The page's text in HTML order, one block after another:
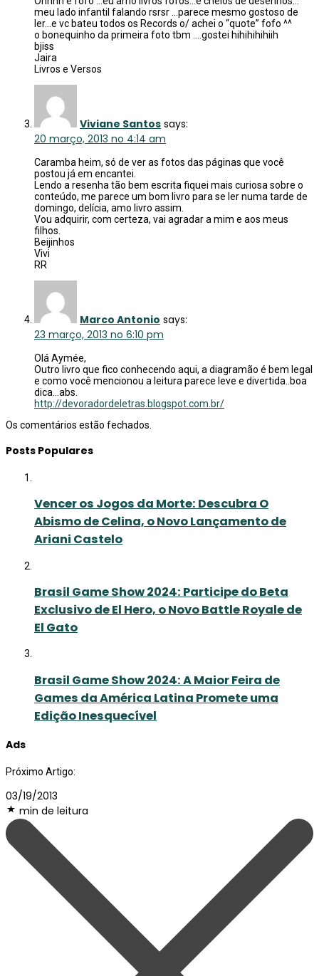
meu lado infantil falando rsrsr …parece mesmo gostoso de
ler…e vc bateu todos os Records o/ achei o “quote” fofo ^^
o bonequinho da primeira foto tbm ….gostei hihihihihiih
bjiss
Jaira
Livros e Versos
Viviane Santos says:
20 março, 2013 no 4:14 am
Caramba heim, só de ver as fotos das páginas que você
postou já em encantei.
Lendo a resenha tão bem escrita fiquei mais curiosa sobre o
conteúdo, me parece um bom livro para se ler numa tarde de
domingo, delícia, amo livro assim.
Vou adquirir, com certeza, vai agradar a mim e aos meus
filhos.
Beijinhos
Vivi
RR
Marco Antonio says:
23 março, 2013 no 6:10 pm
Olá Aymée,
Outro livro que fico conhecendo aqui, a diagramão é bem legal
e como você mencionou a leitura parece leve e divertida..boa
dica…abs.
http://devoradordeletras.blogspot.com.br/
Os comentários estão fechados.
Posts Populares
Vencer os Jogos da Morte: Descubra O
Abismo de Celina, o Novo Lançamento de
Ariani Castelo
Brasil Game Show 2024: Participe do Beta
Exclusivo de El Hero, o Novo Battle Royale de
El Gato
Brasil Game Show 2024: A Maior Feira de
Games da América Latina Promete uma
Edição Inesquecível
Ads
Próximo Artigo:
03/19/2013
min de leitura